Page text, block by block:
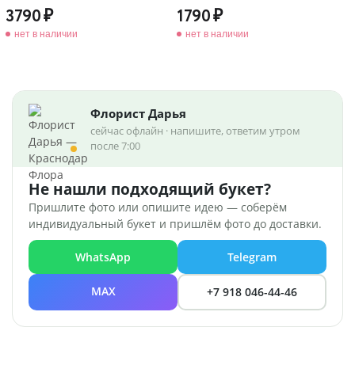
3790
нет в наличии
1790
нет в наличии
Флорист Дарья
сейчас офлайн · напишите, ответим утром
после 7:00
Не нашли подходящий букет?
Пришлите фото или опишите идею — соберём
индивидуальный букет и пришлём фото до доставки.
WhatsApp Telegram
MAX +7 918 046-44-46